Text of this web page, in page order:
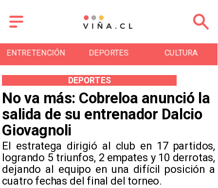
ENTRETENCIÓN DEPORTES CULTURA
No va más: Cobreloa anunció la
salida de su entrenador Dalcio
Giovagnoli
El estratega dirigió al club en 17 partidos,
logrando 5 triunfos, 2 empates y 10 derrotas,
dejando al equipo en una difícil posición a
cuatro fechas del final del torneo.
DEPORTES